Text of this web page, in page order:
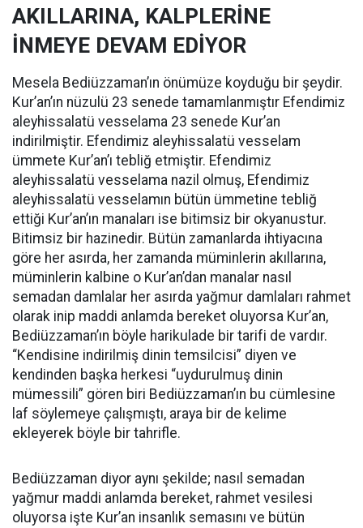
AKILLARINA, KALPLERİNE
İNMEYE DEVAM EDİYOR
Mesela Bediüzzaman’ın önümüze koyduğu bir şeydir.
Kur’an’ın nüzulü 23 senede tamamlanmıştır Efendimiz
aleyhissalatü vesselama 23 senede Kur’an
indirilmiştir. Efendimiz aleyhissalatü vesselam
ümmete Kur’an’ı tebliğ etmiştir. Efendimiz
aleyhissalatü vesselama nazil olmuş, Efendimiz
aleyhissalatü vesselamın bütün ümmetine tebliğ
ettiği Kur’an’ın manaları ise bitimsiz bir okyanustur.
Bitimsiz bir hazinedir. Bütün zamanlarda ihtiyacına
göre her asırda, her zamanda müminlerin akıllarına,
müminlerin kalbine o Kur’an’dan manalar nasıl
semadan damlalar her asırda yağmur damlaları rahmet
olarak inip maddi anlamda bereket oluyorsa Kur’an,
Bediüzzaman’ın böyle harikulade bir tarifi de vardır.
“Kendisine indirilmiş dinin temsilcisi” diyen ve
kendinden başka herkesi “uydurulmuş dinin
mümessili” gören biri Bediüzzaman’ın bu cümlesine
laf söylemeye çalışmıştı, araya bir de kelime
ekleyerek böyle bir tahrifle.
Bediüzzaman diyor aynı şekilde; nasıl semadan
yağmur maddi anlamda bereket, rahmet vesilesi
oluyorsa işte Kur’an insanlık semasını ve bütün